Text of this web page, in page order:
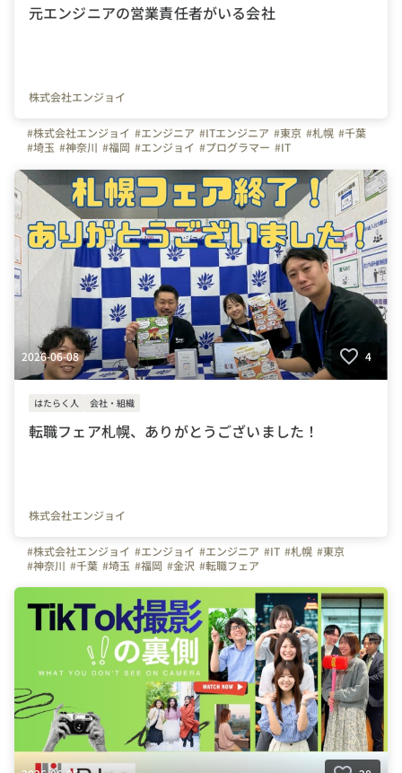
元エンジニアの営業責任者がいる会社
株式会社エンジョイ
#株式会社エンジョイ #エンジニア #ITエンジニア #東京 #札幌 #千葉
#埼玉 #神奈川 #福岡 #エンジョイ #プログラマー #IT
2026-06-08 4
はたらく人 会社・組織
転職フェア札幌、ありがとうございました！
株式会社エンジョイ
#株式会社エンジョイ #エンジョイ #エンジニア #IT #札幌 #東京
#神奈川 #千葉 #埼玉 #福岡 #金沢 #転職フェア